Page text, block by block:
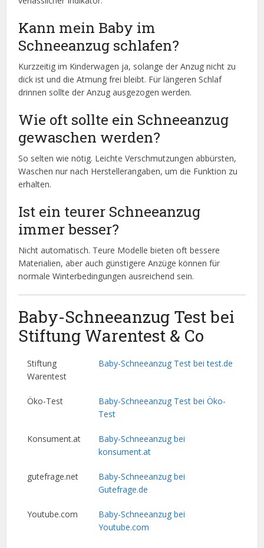
Kann mein Baby im
Schneeanzug schlafen?
Kurzzeitig im Kinderwagen ja, solange der Anzug nicht zu
dick ist und die Atmung frei bleibt. Für längeren Schlaf
drinnen sollte der Anzug ausgezogen werden.
Wie oft sollte ein Schneeanzug
gewaschen werden?
So selten wie nötig. Leichte Verschmutzungen abbürsten,
Waschen nur nach Herstellerangaben, um die Funktion zu
erhalten.
Ist ein teurer Schneeanzug
immer besser?
Nicht automatisch. Teure Modelle bieten oft bessere
Materialien, aber auch günstigere Anzüge können für
normale Winterbedingungen ausreichend sein.
Baby-Schneeanzug Test bei
Stiftung Warentest & Co
Stiftung
Warentest
Baby-Schneeanzug Test bei test.de
Öko-Test
Baby-Schneeanzug Test bei Öko-
Test
Konsument.at
Baby-Schneeanzug bei
konsument.at
gutefrage.net
Baby-Schneeanzug bei
Gutefrage.de
Youtube.com
Baby-Schneeanzug bei
Youtube.com